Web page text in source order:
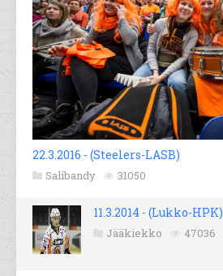
22.3.2016 - (Steelers-LASB)
Salibandy 31050
11.3.2014 - (Lukko-HPK)
Jääkiekko 47036